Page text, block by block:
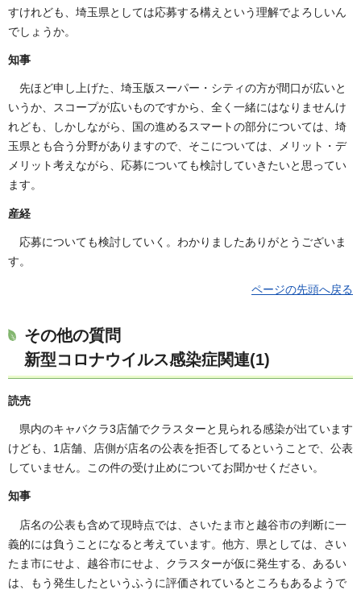
すけれども、埼玉県としては応募する構えという理解でよろしいん
でしょうか。
知事
先ほど申し上げた、埼玉版スーパー・シティの方が間口が広いと
いうか、スコープが広いものですから、全く一緒にはなりませんけ
れども、しかしながら、国の進めるスマートの部分については、埼
玉県とも合う分野がありますので、そこについては、メリット・デ
メリット考えながら、応募についても検討していきたいと思ってい
ます。
産経
応募についても検討していく。わかりましたありがとうございま
す。
ページの先頭へ戻る
その他の質問
新型コロナウイルス感染症関連(1)
読売
県内のキャバクラ3店舗でクラスターと見られる感染が出ています
けども、1店舗、店側が店名の公表を拒否してるということで、公表
していません。この件の受け止めについてお聞かせください。
知事
店名の公表も含めて現時点では、さいたま市と越谷市の判断に一
義的には負うことになると考えています。他方、県としては、さい
たま市にせよ、越谷市にせよ、クラスターが仮に発生する、あるい
は、もう発生したというふうに評価されているところもあるようで